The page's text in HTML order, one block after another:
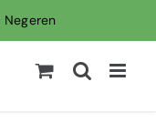
Negeren